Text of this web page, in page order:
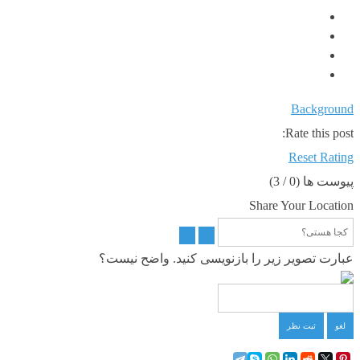
Background
Rate this post:
Reset Rating
پیوست ها (0
/ 3)
Share Your Location
عبارت تصویر زیر را بازنویسی کنید. واضح نیست؟
لغو ثبت نظر